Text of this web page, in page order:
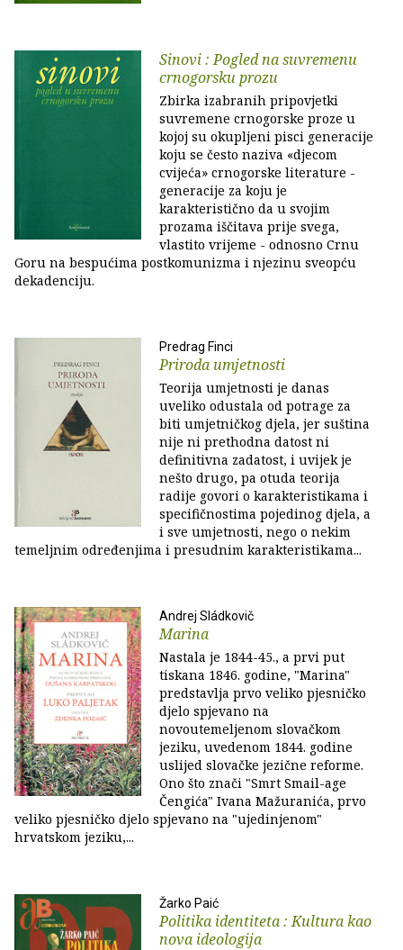
Sinovi : Pogled na suvremenu
crnogorsku prozu
Zbirka izabranih pripovjetki
suvremene crnogorske proze u
kojoj su okupljeni pisci generacije
koju se često naziva «djecom
cvijeća» crnogorske literature -
generacije za koju je
karakteristično da u svojim
prozama iščitava prije svega,
vlastito vrijeme - odnosno Crnu
Goru na bespućima postkomunizma i njezinu sveopću
dekadenciju.
Predrag Finci
Priroda umjetnosti
Teorija umjetnosti je danas
uveliko odustala od potrage za
biti umjetničkog djela, jer suština
nije ni prethodna datost ni
definitivna zadatost, i uvijek je
nešto drugo, pa otuda teorija
radije govori o karakteristikama i
specifičnostima pojedinog djela, a
i sve umjetnosti, nego o nekim
temeljnim određenjima i presudnim karakteristikama...
Andrej Sládkovič
Marina
Nastala je 1844-45., a prvi put
tiskana 1846. godine, "Marina"
predstavlja prvo veliko pjesničko
djelo spjevano na
novoutemeljenom slovačkom
jeziku, uvedenom 1844. godine
uslijed slovačke jezične reforme.
Ono što znači "Smrt Smail-age
Čengića" Ivana Mažuranića, prvo
veliko pjesničko djelo spjevano na "ujedinjenom"
hrvatskom jeziku,...
Žarko Paić
Politika identiteta : Kultura kao
nova ideologija